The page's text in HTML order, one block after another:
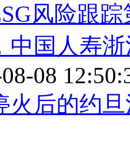
风险跟
中国人寿
08
火后的约